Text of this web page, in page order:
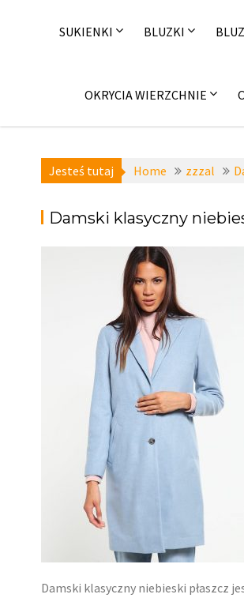
SUKIENKI BLUZKI
OKRYCIA WIERZCHNIE
Jesteś tutaj Home zzzal
Damski klasyczny
Damski klasyczny niebieski płaszcz